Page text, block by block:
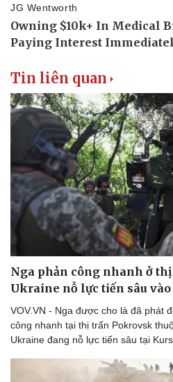
Tin liên quan
Nga phản công nhanh ở
Ukraine nỗ lực tiến sâu
VOV.VN - Nga được cho là đã phát
công nhanh tại thị trấn Pokrovsk
Ukraine đang nỗ lực tiến sâu tại